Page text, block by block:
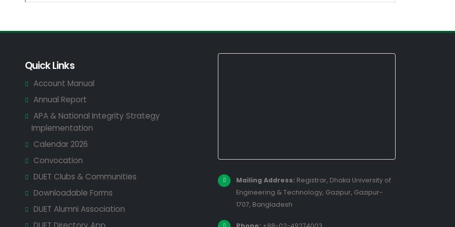
Quick Links
Account Manual
Annual Report
APA & National Integrity Strategy
Implementation
Calendar 2026
Convocation
DUET Clubs & Communities
Downloadable Forms
DUET Alumni Association
Mailing Address: Registrar, Dhaka University of
Engineering & Technology, Gazipur, Gazipur-
1707, Bangladesh